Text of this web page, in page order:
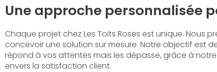
Une approche personnalisée
Chaque projet chez Les Toits Roses est unique. Nous
concevoir une solution sur mesure. Notre objectif est
répond à vos attentes mais les dépasse, grâce à
envers la satisfaction client.